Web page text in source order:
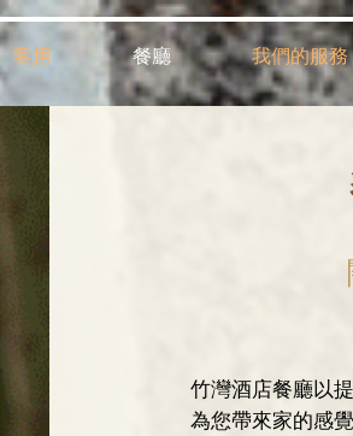
客房 餐廳 我們的服務
竹灣酒店餐廳以
為您帶來家的感覺